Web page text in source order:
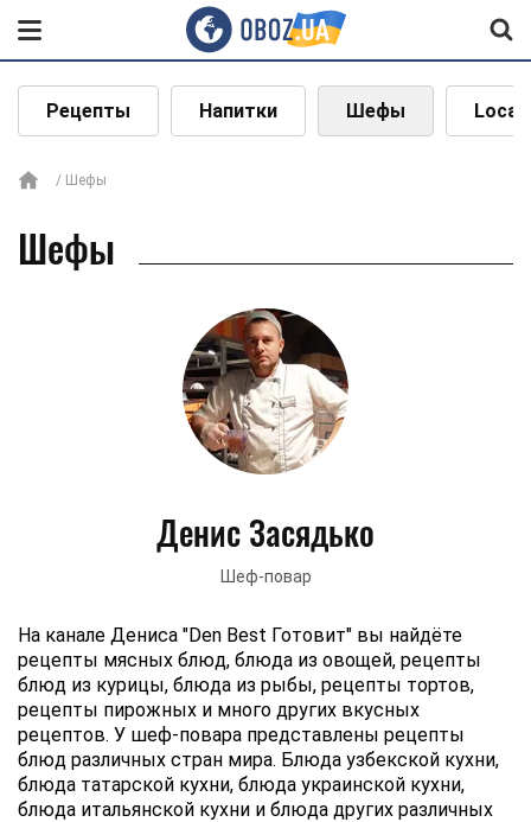
Рецепты Напитки Шефы Local
Шефы
Шефы
Денис Засядько
Шеф-повар
На канале Дениса "Den Best Готовит" вы найдёте
рецепты мясных блюд, блюда из овощей, рецепты
блюд из курицы, блюда из рыбы, рецепты тортов,
рецепты пирожных и много других вкусных
рецептов. У шеф-повара представлены рецепты
блюд различных стран мира. Блюда узбекской кухни,
блюда татарской кухни, блюда украинской кухни,
блюда итальянской кухни и блюда других различных